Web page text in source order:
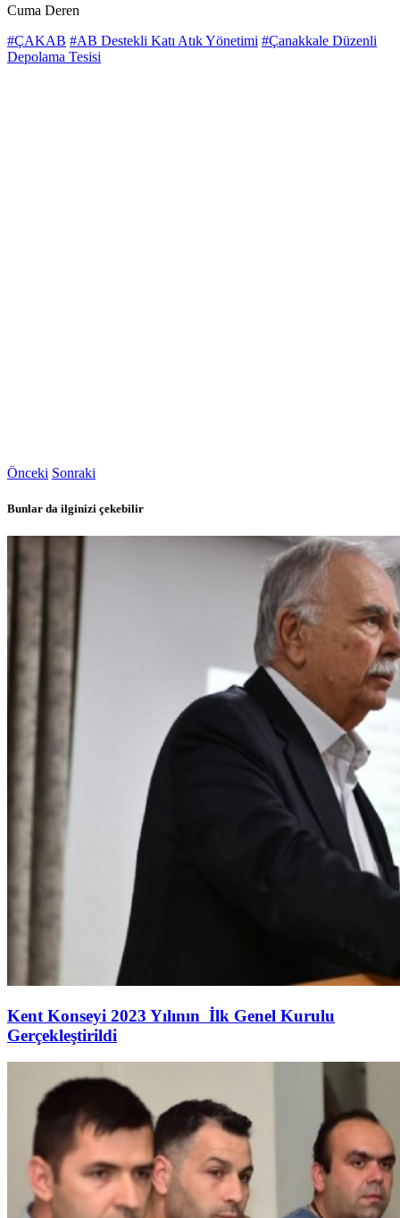
Cuma Deren
#ÇAKAB #AB Destekli Katı Atık Yönetimi #Çanakkale Düzenli
Depolama Tesisi
Önceki Sonraki
Bunlar da ilginizi çekebilir
Kent Konseyi 2023 Yılının İlk Genel Kurulu
Gerçekleştirildi